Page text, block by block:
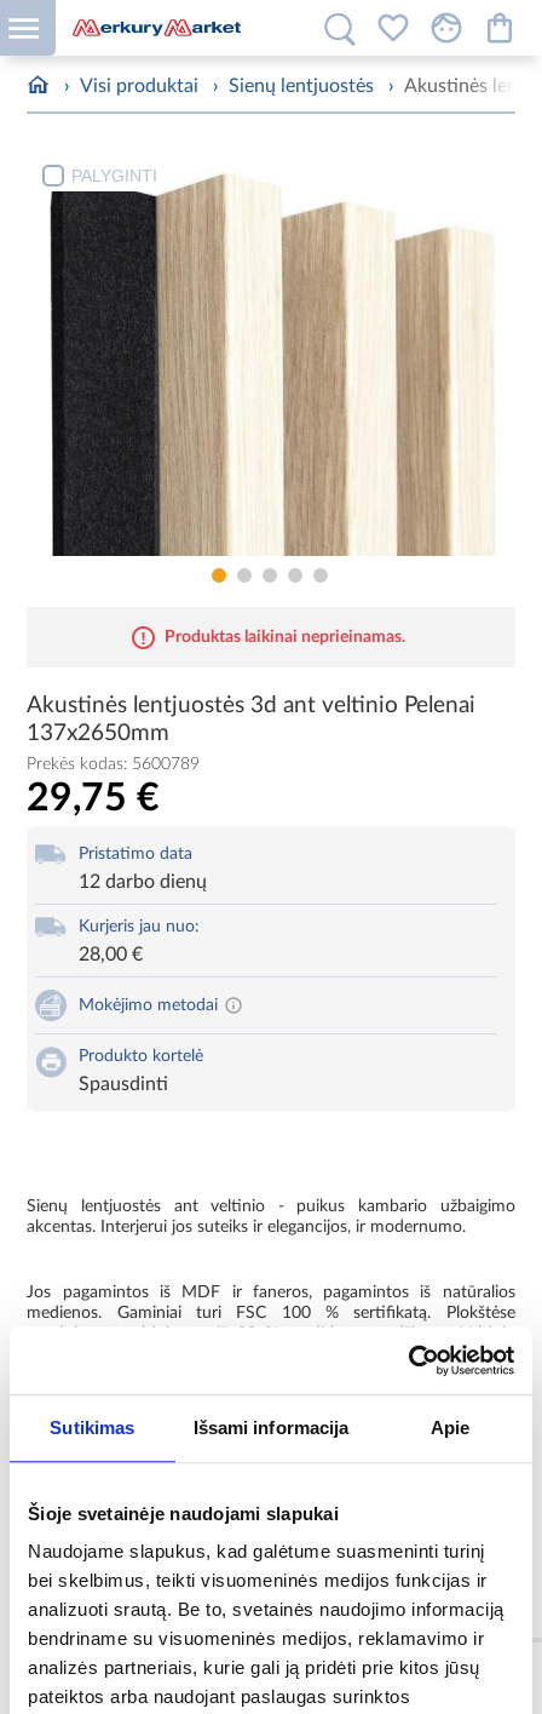
Sutikimas Išsami informacija Apie
Šioje svetainėje naudojami slapukai
Naudojame slapukus, kad galėtume suasmeninti turinį
bei skelbimus, teikti visuomeninės medijos funkcijas ir
analizuoti srautą. Be to, svetainės naudojimo informaciją
bendriname su visuomeninės medijos, reklamavimo ir
analizės partneriais, kurie gali ją pridėti prie kitos jūsų
pateiktos arba naudojant paslaugas surinktos
› Visi produktai › Sienų lentjuostės › Akustinės
PALYGINTI
Produktas laikinai neprieinamas.
Akustinės lentjuostės 3d ant veltinio Pelenai
137x2650mm
Prekės kodas: 5600789
29,75 €
Pristatimo data
12 darbo dienų
Kurjeris jau nuo:
28,00 €
Mokėjimo metodai
Produkto kortelė
Spausdinti
Sienų lentjuostės ant veltinio - puikus kambario užbaigimo
akcentas. Interjerui jos suteiks ir elegancijos, ir modernumo.
Jos pagamintos iš MDF ir faneros, pagamintos iš natūralios
medienos. Gaminiai turi FSC 100 % sertifikatą. Plokštėse
naudojamas veltinis yra iš 80 % perdirbtos medžiagos. Veltinio
Lentas galima išdėstyti vertikaliai, horizontaliai arba sukurti bet
kokią konfigūraciją. Jas galima montuoti ant sienos arba lubų. Dėl
spalvinės gamos ir išdėstymo lamelių profiliai vizualiai padidina
Montuoti labai paprasta - naudokite klijus. Medžiaga palengvina
savaiminį pjovimą.
Informacija
Spalva: